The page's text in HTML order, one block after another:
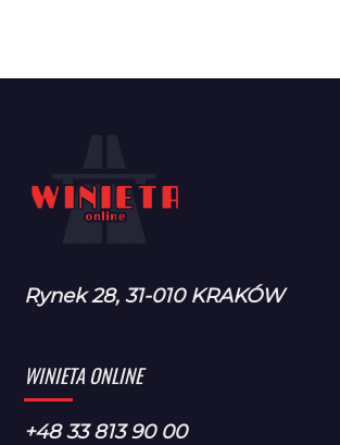
Rynek 28, 31-010 KRAKÓW
WINIETA ONLINE
+48 33 813 90 00